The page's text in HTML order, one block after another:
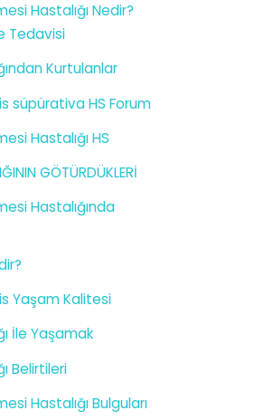
Hastalığı Nedir?
Tedavisi
Kurtulanlar
süpürativa HS Forum
Hastalığı HS
GÖTÜRDÜKLERİ
Hastalığında
Yaşam Kalitesi
İle Yaşamak
Belirtileri
Hastalığı Bulguları